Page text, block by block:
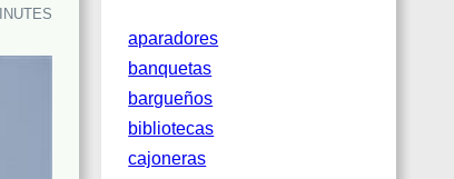
aparadores
banquetas
bargueños
bibliotecas
cajoneras